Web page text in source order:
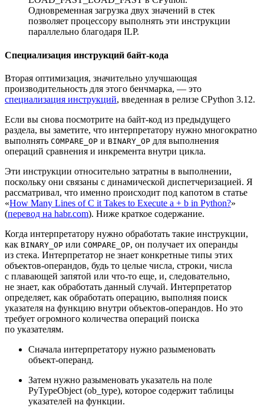
Одновременная загрузка двух значений в стек
позволяет процессору выполнять эти инструкции
параллельно благодаря ILP.
Специализация инструкций байт-кода
Вторая оптимизация, значительно улучшающая
производительность для этого бенчмарка, — это
специализация инструкций, введенная в релизе CPython 3.12.
Если вы снова посмотрите на байт‑код из предыдущего
раздела, вы заметите, что интерпретатору нужно многократно
выполнять COMPARE_OP и BINARY_OP для выполнения
операций сравнения и инкремента внутри цикла.
Эти инструкции относительно затратны в выполнении,
поскольку они связаны с динамической диспетчеризацией. Я
рассматривал, что именно происходит под капотом в статье
«How Many Lines of C it Takes to Execute a + b in Python?»
(перевод на habr.com). Ниже краткое содержание.
Когда интерпретатору нужно обработать такие инструкции,
как BINARY_OP или COMPARE_OP, он получает их операнды
из стека. Интерпретатор не знает конкретные типы этих
объектов‑операндов, будь то целые числа, строки, числа
с плавающей запятой или что‑то еще, и, следовательно,
не знает, как обработать данный случай. Интерпретатор
определяет, как обработать операцию, выполняя поиск
указателя на функцию внутри объектов‑операндов. Но это
требует огромного количества операций поиска
по указателям.
Сначала интерпретатору нужно разыменовать
объект‑операнд.
Затем нужно разыменовать указатель на поле
PyTypeObject (ob_type), которое содержит таблицы
указателей на функции.